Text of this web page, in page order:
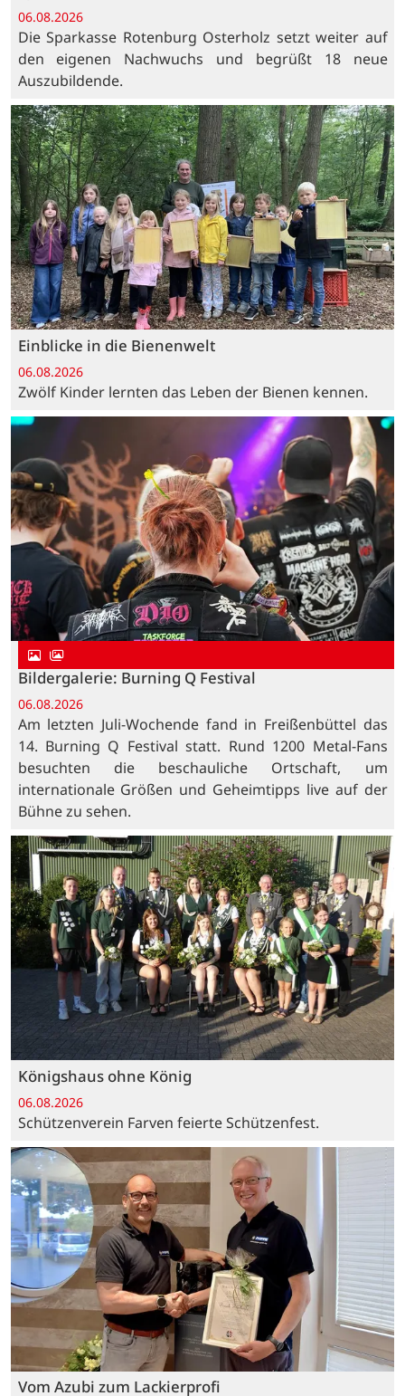
06.08.2026
Die Sparkasse Rotenburg Osterholz setzt weiter auf
den eigenen Nachwuchs und begrüßt 18 neue
Auszubildende.
Einblicke in die Bienenwelt
06.08.2026
Zwölf Kinder lernten das Leben der Bienen kennen.
Bildergalerie: Burning Q Festival
06.08.2026
Am letzten Juli-Wochende fand in Freißenbüttel das
14. Burning Q Festival statt. Rund 1200 Metal-Fans
besuchten die beschauliche Ortschaft, um
internationale Größen und Geheimtipps live auf der
Bühne zu sehen.
Königshaus ohne König
06.08.2026
Schützenverein Farven feierte Schützenfest.
Vom Azubi zum Lackierprofi